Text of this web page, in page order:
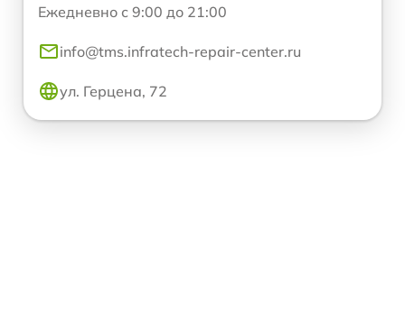
Ежедневно с 9:00 до 21:00
info@tms.infratech-repair-center.ru
ул. Герцена, 72